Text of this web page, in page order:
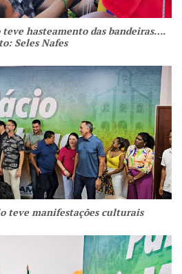
hasteamento das bandeiras….
Seles Nafes
teve manifestações culturais